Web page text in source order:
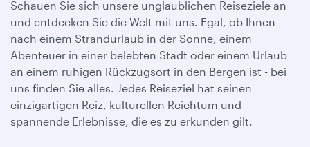
Schauen Sie sich unsere unglaublichen Reiseziele an
und entdecken Sie die Welt mit uns. Egal, ob Ihnen
nach einem Strandurlaub in der Sonne, einem
Abenteuer in einer belebten Stadt oder einem Urlaub
an einem ruhigen Rückzugsort in den Bergen ist - bei
uns finden Sie alles. Jedes Reiseziel hat seinen
einzigartigen Reiz, kulturellen Reichtum und
spannende Erlebnisse, die es zu erkunden gilt.